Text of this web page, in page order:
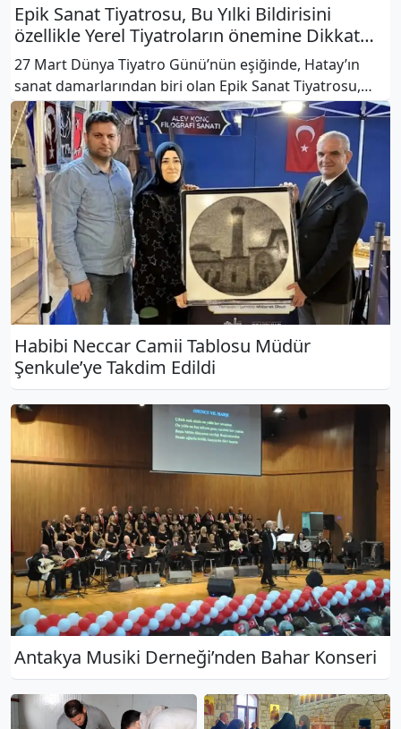
Epik Sanat Tiyatrosu, Bu Yılki Bildirisini
özellikle Yerel Tiyatroların önemine Dikkat
çekiyor
27 Mart Dünya Tiyatro Günü’nün eşiğinde, Hatay’ın
sanat damarlarından biri olan Epik Sanat Tiyatrosu,
hazırladığı 2026 Tiyatro Bildirisi ile sadece sahneleri
değil, gönülleri de aydınlatıyor. Genel Sanat Yönetmeni
Gökhan Alt
Habibi Neccar Camii Tablosu Müdür
Şenkule’ye Takdim Edildi
Antakya Musiki Derneği’nden Bahar Konseri